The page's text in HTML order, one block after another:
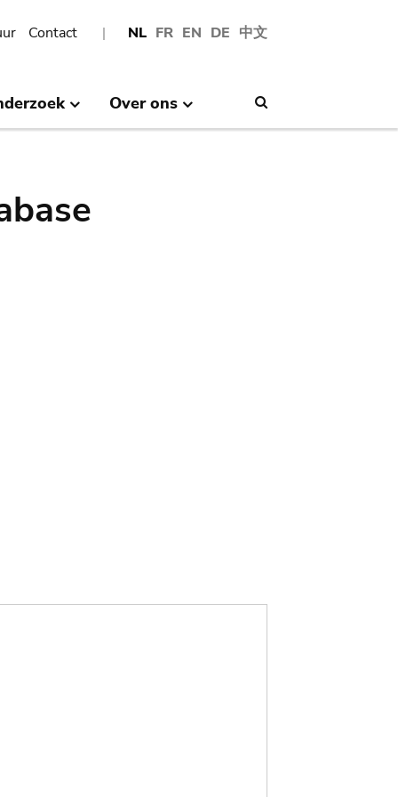
NL FR EN DE 中文
Contact
Over ons